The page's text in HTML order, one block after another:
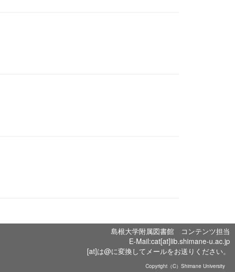
島根大学附属図書館 コンテンツ担当
E-Mail:cat[at]lib.shimane-u.ac.jp
[at]は@に変換してメールをお送りください。
Copyright（C）Shimane University